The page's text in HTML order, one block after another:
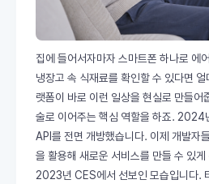
집에 들어서자마자 스마트폰 하나로 에
냉장고 속 식재료를 확인할 수 있다면
랫폼이 바로 이런 일상을 현실로 만들어
술로 이어주는 핵심 역할을 하죠. 2024
API를 전면 개방했습니다. 이제 개발자
을 활용해 새로운 서비스를 만들 수 있
2023년 CES에서 선보인 모습입니다.